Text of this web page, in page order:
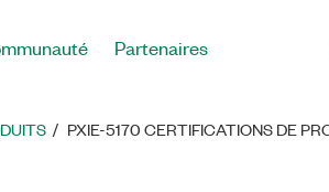
Partenaires
PXIE-5170 CERTIFICATIONS DE